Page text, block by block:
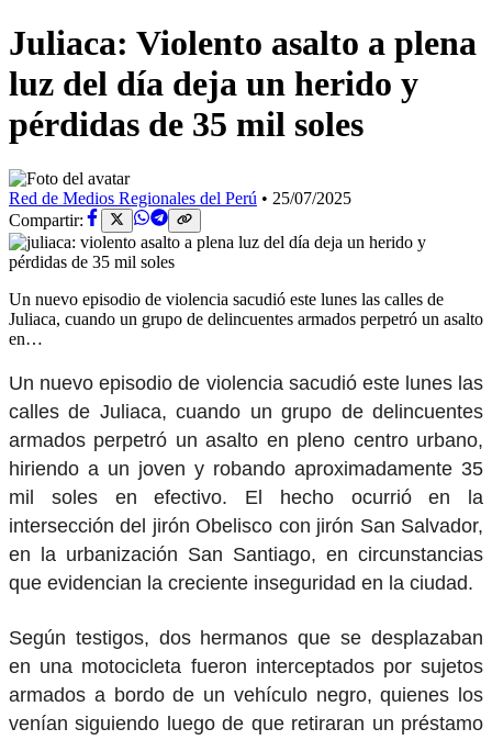
Juliaca: Violento asalto a plena
luz del día deja un herido y
pérdidas de 35 mil soles
Red de Medios Regionales del Perú • 25/07/2025
Compartir:
Un nuevo episodio de violencia sacudió este lunes las calles de
Juliaca, cuando un grupo de delincuentes armados perpetró un asalto
en…
Un nuevo episodio de violencia sacudió este lunes las
calles de Juliaca, cuando un grupo de delincuentes
armados perpetró un asalto en pleno centro urbano,
hiriendo a un joven y robando aproximadamente 35
mil soles en efectivo. El hecho ocurrió en la
intersección del jirón Obelisco con jirón San Salvador,
en la urbanización San Santiago, en circunstancias
que evidencian la creciente inseguridad en la ciudad.
Según testigos, dos hermanos que se desplazaban
en una motocicleta fueron interceptados por sujetos
armados a bordo de un vehículo negro, quienes los
venían siguiendo luego de que retiraran un préstamo